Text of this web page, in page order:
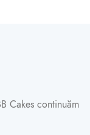
Cakes continuăm